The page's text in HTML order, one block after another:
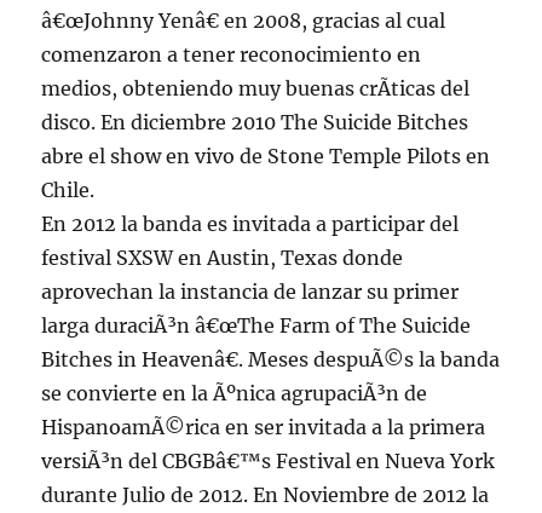
â€œJohnny Yenâ€ en 2008, gracias al cual
comenzaron a tener reconocimiento en
medios, obteniendo muy buenas crÃ­ticas del
disco. En diciembre 2010 The Suicide Bitches
abre el show en vivo de Stone Temple Pilots en
Chile.
En 2012 la banda es invitada a participar del
festival SXSW en Austin, Texas donde
aprovechan la instancia de lanzar su primer
larga duraciÃ³n â€œThe Farm of The Suicide
Bitches in Heavenâ€. Meses despuÃ©s la banda
se convierte en la Ãºnica agrupaciÃ³n de
HispanoamÃ©rica en ser invitada a la primera
versiÃ³n del CBGBâ€™s Festival en Nueva York
durante Julio de 2012. En Noviembre de 2012 la